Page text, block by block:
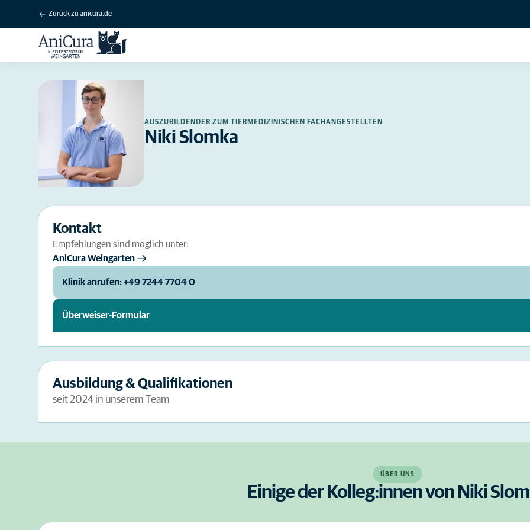
Zurück zu anicura.de
AUSZUBILDENDER ZUM TIERMEDIZINISCHEN FACHANGESTELLTEN
Niki Slomka
Kontakt
Empfehlungen sind möglich unter:
AniCura Weingarten
Klinik anrufen: +49 7244 7704 0
Überweiser-Formular
Ausbildung & Qualifikationen
seit 2024 in unserem Team
ÜBER UNS
Einige der Kolleg:innen von Niki